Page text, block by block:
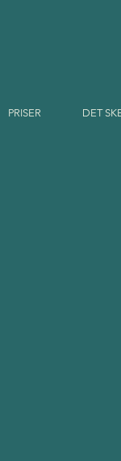
PRISER DET